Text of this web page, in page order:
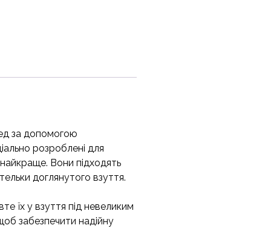
за допомогою
розроблені для
Вони підходять
доглянутого взуття.
їх у взуття під невеликим
забезпечити надійну